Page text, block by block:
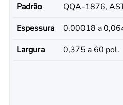
Padrão
QQA-1876,
Espessura
0,00018 a
Largura
0,375 a 60 pol.